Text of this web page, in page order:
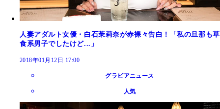
人妻アダルト女優・白石茉莉奈が赤裸々告白！「私の旦那も草
食系男子でしたけど...」
2018年01月12日 17:00
グラビアニュース
人気